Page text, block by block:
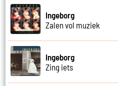
Ingeborg
Zalen vol muziek
Ingeborg
Zing iets